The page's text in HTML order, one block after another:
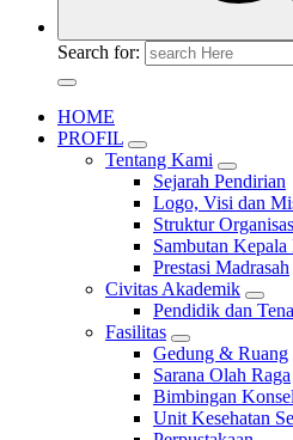
Search for:
HOME
PROFIL
Tentang Kami
Sejarah Pendirian
Logo, Visi dan
Struktur
Sambutan Kepala
Prestasi Madrasah
Civitas Akademik
Pendidik dan
Fasilitas
Gedung & Ruang
Sarana Olah Raga
Bimbingan
Unit Kesehatan